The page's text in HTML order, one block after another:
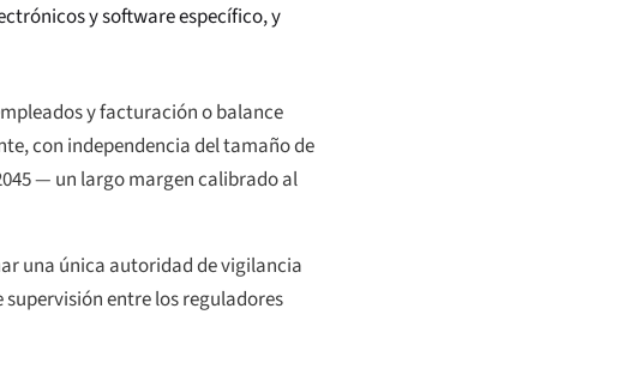
y software específico, y
y facturación o balance
con independencia del tamaño de
— un largo margen calibrado al
una única autoridad de vigilancia
supervisión entre los reguladores